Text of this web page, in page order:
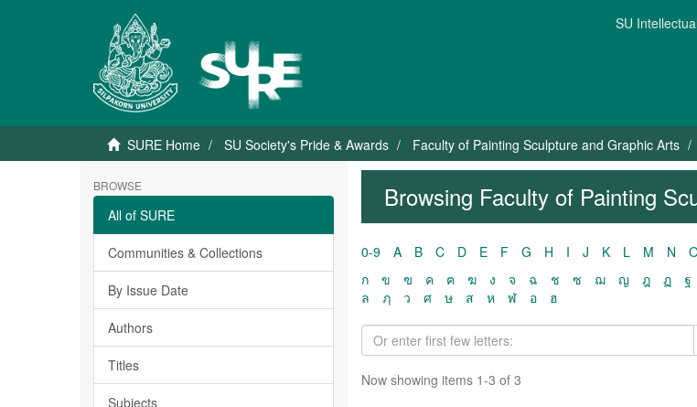
SU
SURE Home SU Society's Pride & Awards Faculty of Painting Sculpture and Graphic Arts
BROWSE
All of SURE
Communities & Collections
By Issue Date
Authors
Titles
Subjects
Browsing Faculty of Painting
0-9 A B C D E F G H I J K L M N
ก
ข ฃ ค ฅ ฆ ง จ ฉ ช ซ ฌ ญ ฎ ฏ ฐ
ล
ฦ ว ศ ษ ส ห ฬ อ ฮ
Now showing items 1-3 of 3